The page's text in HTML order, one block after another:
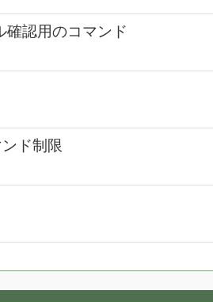
認用のコマンド
ド制限